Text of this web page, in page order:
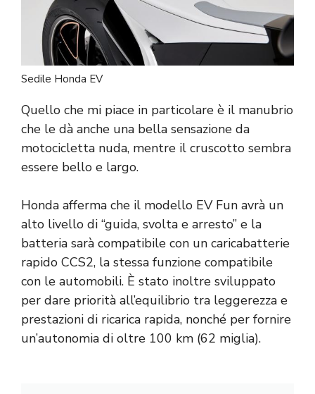
Sedile Honda EV
Quello che mi piace in particolare è il manubrio
che le dà anche una bella sensazione da
motocicletta nuda, mentre il cruscotto sembra
essere bello e largo.
Honda afferma che il modello EV Fun avrà un
alto livello di “guida, svolta e arresto” e la
batteria sarà compatibile con un caricabatterie
rapido CCS2, la stessa funzione compatibile
con le automobili. È stato inoltre sviluppato
per dare priorità all’equilibrio tra leggerezza e
prestazioni di ricarica rapida, nonché per fornire
un’autonomia di oltre 100 km (62 miglia).